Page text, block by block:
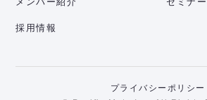
採用情報
プライバシーポリシー